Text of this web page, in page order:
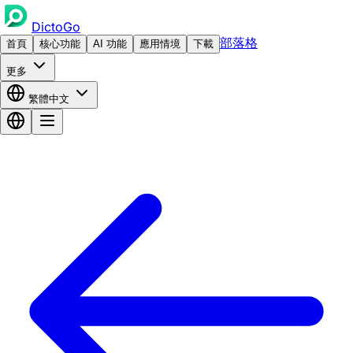
DictoGo
首頁 核心功能 AI 功能 應用情境 下載 部落格
更多
繁體中文